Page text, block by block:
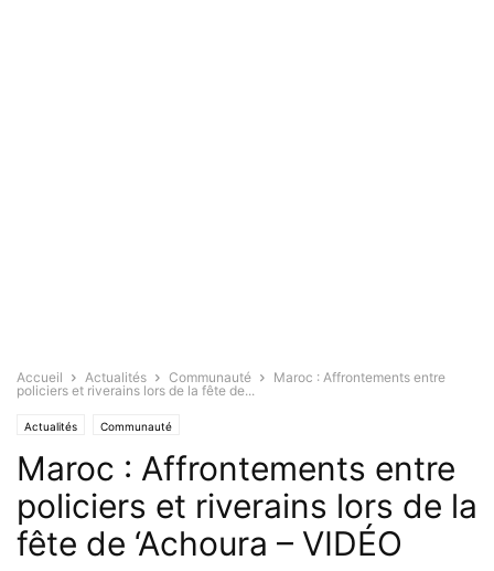
Accueil Actualités Communauté
Maroc : Affrontements entre
policiers et riverains lors de la fête de...
Actualités Communauté
Maroc : Affrontements entre
policiers et riverains lors de la
fête de ‘Achoura – VIDÉO